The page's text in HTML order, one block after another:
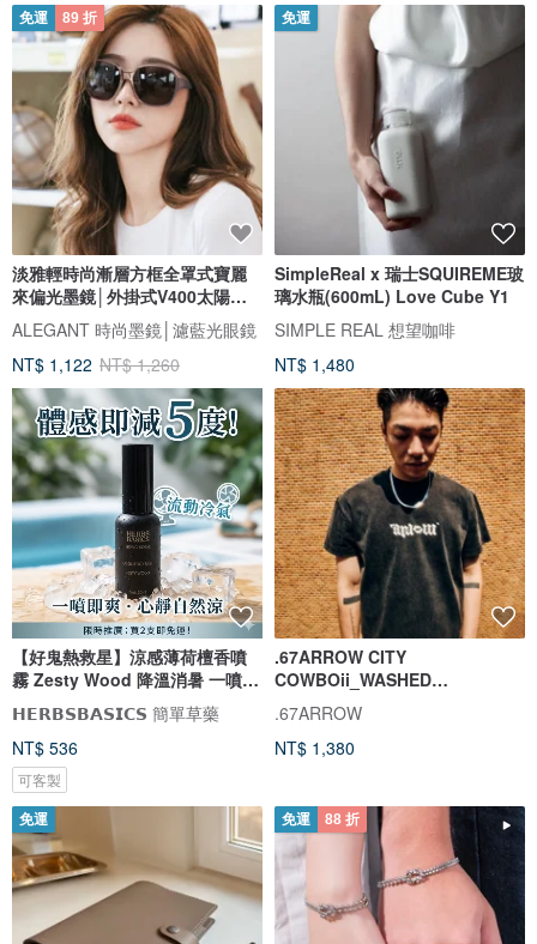
免運 89 折
淡雅輕時尚漸層方框全罩式寶麗
來偏光墨鏡│外掛式V400太陽眼
鏡
ALEGANT 時尚墨鏡│濾藍光眼鏡
NT$ 1,122 NT$ 1,260
免運
SimpleReal x 瑞士SQUIREME玻
璃水瓶(600mL) Love Cube Y1
SIMPLE REAL 想望咖啡
NT$ 1,480
【好鬼熱救星】涼感薄荷檀香噴
霧 Zesty Wood 降溫消暑 一噴即
爽
𝗛𝗘𝗥𝗕𝗦𝗕𝗔𝗦𝗜𝗖𝗦 簡單草藥
NT$ 536
可客製
.67ARROW CITY
COWBOii_WASHED
TEE_BLACK 重磅水洗T 黑色 短
袖 T
.67ARROW
NT$ 1,380
免運 免運 88 折